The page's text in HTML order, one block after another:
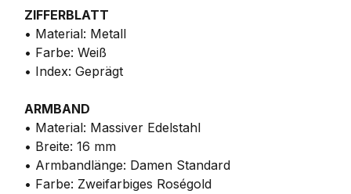
ZIFFERBLATT
• Material: Metall
• Farbe: Weiß
• Index: Geprägt
ARMBAND
• Material: Massiver Edelstahl
• Breite: 16 mm
• Armbandlänge: Damen Standard
• Farbe: Zweifarbiges Roségold